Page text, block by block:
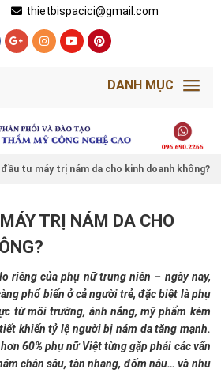
thietbispacici@gmail.com
DANH MỤC
đầu tư máy trị nám da cho kinh doanh không?
TRỊ NÁM DA CHO
riêng của phụ nữ trung niên – ngày nay,
phổ biến ở cả người trẻ, đặc biệt là phụ
từ môi trường, ánh nắng, mỹ phẩm kém
khiến tỷ lệ người bị nám da tăng mạnh.
60% phụ nữ Việt từng gặp phải các vấn
chân sâu, tàn nhang, đốm nâu… và nhu